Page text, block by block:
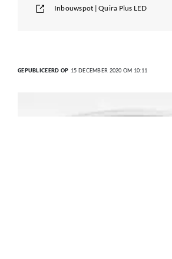
Inbouwspot | Quira Plus LED
GEPUBLICEERD OP 15 DECEMBER 2020 OM 10:11